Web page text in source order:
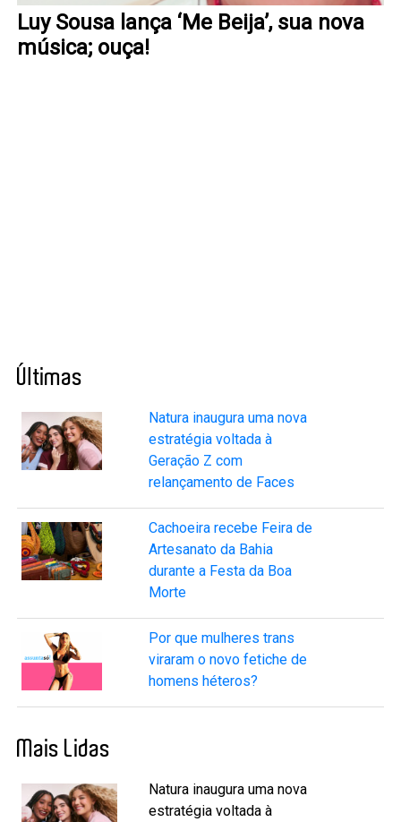
Luy Sousa lança ‘Me Beija’, sua nova
música; ouça!
Últimas
Natura inaugura uma nova
estratégia voltada à
Geração Z com
relançamento de Faces
Cachoeira recebe Feira de
Artesanato da Bahia
durante a Festa da Boa
Morte
Por que mulheres trans
viraram o novo fetiche de
homens héteros?
Mais Lidas
Natura inaugura uma nova
estratégia voltada à